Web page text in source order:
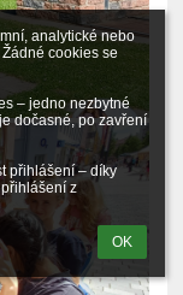
analytické nebo
cookies se
– jedno nezbytné
dočasné, po zavření
přihlášení – díky
z
OK